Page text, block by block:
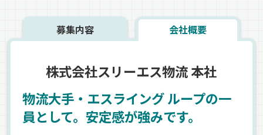
募集内容 会社概要
株式会社スリーエス物流 本社
物流大手・エスライング ループの一
員として。安定感が強みです。